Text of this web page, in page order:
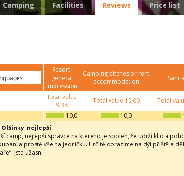
Camping Facilities Reviews Price list
Resort-
general
impression
Camping pitches or rent
accommodation
Total value
9,38
Total value 10,00 Total
10,0 10,0
Olšinky-nejlepší
camp, nejlepší správce na kterého je spoleh, že udrží klid a
a prostě vše na jedničku. Určitě dorazíme na dýl příště a
Jste úžasni